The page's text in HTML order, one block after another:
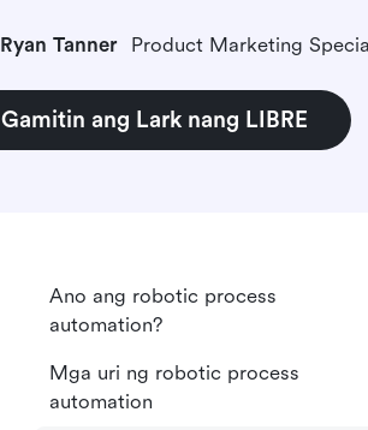
Ryan Tanner Product Marketing
Gamitin ang Lark nang LIBRE
Ano ang robotic process
automation?
Mga uri ng robotic process
automation